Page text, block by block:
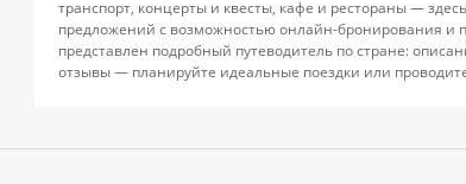
транспорт, концерты и квесты, кафе и рестораны —
предложений с возможностью онлайн-бронирования и
представлен подробный путеводитель по стране:
отзывы — планируйте идеальные поездки или